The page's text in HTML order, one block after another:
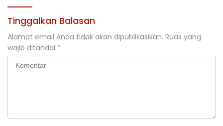
Tinggalkan Balasan
Alamat email Anda tidak akan dipublikasikan. Ruas yang
wajib ditandai *